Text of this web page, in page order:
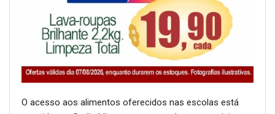
O acesso aos alimentos oferecidos nas escolas está